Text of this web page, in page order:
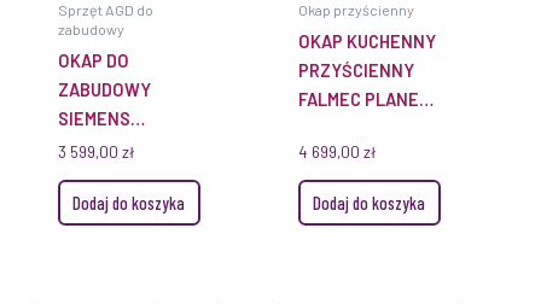
Sprzęt AGD do
zabudowy
OKAP DO
ZABUDOWY
SIEMENS
LJ98BET60 IQ700
90 CM CZARNY
ZINTEGROWANY
3 599,00 zł
Dodaj do koszyka
Okap przyścienny
OKAP KUCHENNY
PRZYŚCIENNY
FALMEC PLANE
BIAŁY Z
WYCIĄGIEM
SZCZELINOWYM
4 699,00 zł
Dodaj do koszyka